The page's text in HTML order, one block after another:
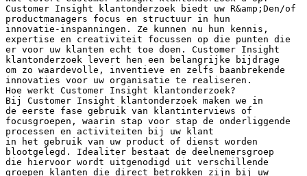
Customer Insight klantonderzoek biedt uw R&amp;Den/of
productmanagers focus en structuur in hun
innovatie-inspanningen. Ze kunnen nu hun kennis,
expertise en creativiteit focussen op die punten die
er voor uw klanten echt toe doen. Customer Insight
klantonderzoek levert hen een belangrijke bijdrage
om zo waardevolle, inventieve en zelfs baanbrekende
innovaties voor uw organisatie te realiseren.
Hoe werkt Customer Insight klantonderzoek?
Bij Customer Insight klantonderzoek maken we in
de eerste fase gebruik van klantinterviews of
focusgroepen, waarin stap voor stap de onderliggende
processen en activiteiten bij uw klant
in het gebruik van uw product of dienst worden
blootgelegd. Idealiter bestaat de deelnemersgroep
die hiervoor wordt uitgenodigd uit verschillende
groepen klanten die direct betrokken zijn bij uw